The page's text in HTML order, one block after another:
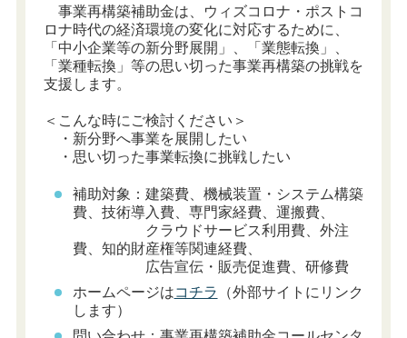
事業再構築補助金は、ウィズコロナ・ポストコ
ロナ時代の経済環境の変化に対応するために、
「中小企業等の新分野展開」、「業態転換」、
「業種転換」等の思い切った事業再構築の挑戦を
支援します。
＜こんな時にご検討ください＞
・新分野へ事業を展開したい
・思い切った事業転換に挑戦したい
補助対象：建築費、機械装置・システム構築
費、技術導入費、専門家経費、運搬費、
クラウドサービス利用費、外注
費、知的財産権等関連経費、
広告宣伝・販売促進費、研修費
ホームページはコチラ （外部サイトにリンク
します）